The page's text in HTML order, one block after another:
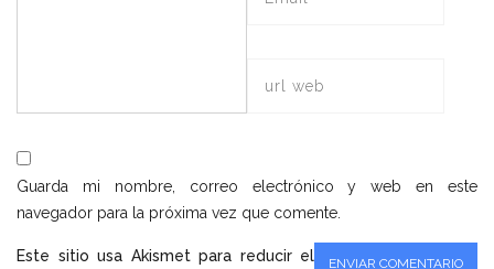
Guarda mi nombre, correo electrónico y web en este
navegador para la próxima vez que comente.
Este sitio usa Akismet para reducir el